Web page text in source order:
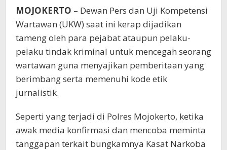
MOJOKERTO – Dewan Pers dan Uji Kompetensi
Wartawan (UKW) saat ini kerap dijadikan
tameng oleh para pejabat ataupun pelaku-
pelaku tindak kriminal untuk mencegah seorang
wartawan guna menyajikan pemberitaan yang
berimbang serta memenuhi kode etik
jurnalistik.
Seperti yang terjadi di Polres Mojokerto, ketika
awak media konfirmasi dan mencoba meminta
tanggapan terkait bungkamnya Kasat Narkoba